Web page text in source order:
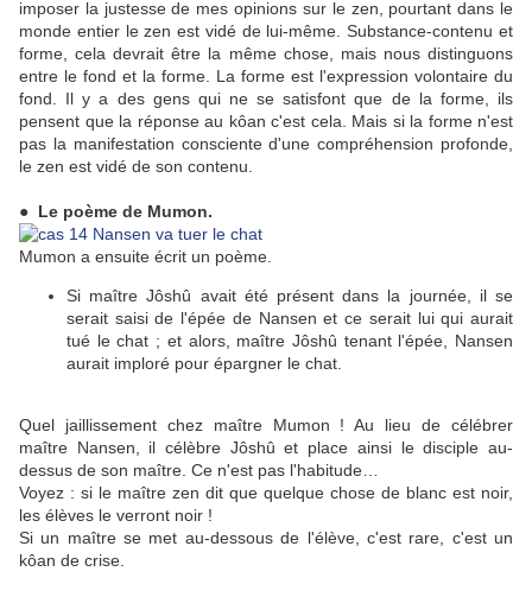
imposer la justesse de mes opinions sur le zen, pourtant dans le
monde entier le zen est vidé de lui-même. Substance-contenu et
forme, cela devrait être la même chose, mais nous distinguons
entre le fond et la forme. La forme est l'expression volontaire du
fond. Il y a des gens qui ne se satisfont que de la forme, ils
pensent que la réponse au kôan c'est cela. Mais si la forme n'est
pas la manifestation consciente d'une compréhension profonde,
le zen est vidé de son contenu.
● Le poème de Mumon.
Mumon a ensuite écrit un poème.
Si maître Jôshû avait été présent dans la journée, il se
serait saisi de l'épée de Nansen et ce serait lui qui aurait
tué le chat ; et alors, maître Jôshû tenant l'épée, Nansen
aurait imploré pour épargner le chat.
Quel jaillissement chez maître Mumon ! Au lieu de célébrer
maître Nansen, il célèbre Jôshû et place ainsi le disciple au-
dessus de son maître. Ce n'est pas l'habitude…
Voyez : si le maître zen dit que quelque chose de blanc est noir,
les élèves le verront noir !
Si un maître se met au-dessous de l'élève, c'est rare, c'est un
kôan de crise.